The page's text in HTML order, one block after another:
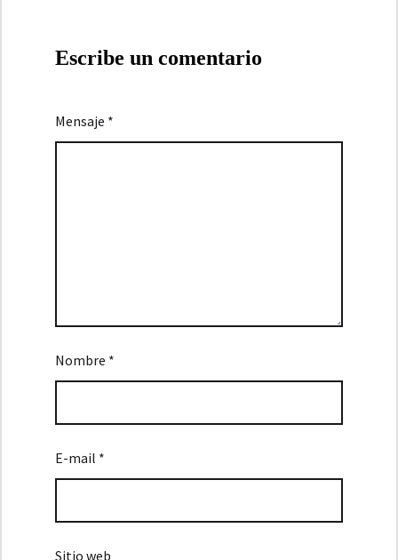
Escribe un comentario
Mensaje *
Nombre *
E-mail *
Sitio web